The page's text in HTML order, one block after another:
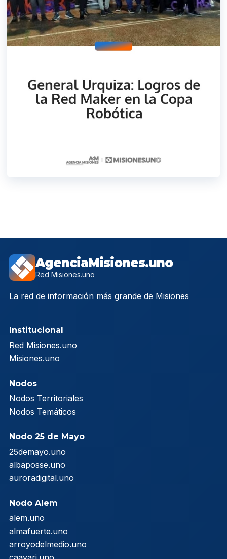
AgenciaMisiones.uno
Red Misiones.uno
La red de información más grande de Misiones
Institucional
Red Misiones.uno
Misiones.uno
Nodos
Nodos Territoriales
Nodos Temáticos
Nodo 25 de Mayo
25demayo.uno
albaposse.uno
auroradigital.uno
Nodo Alem
alem.uno
almafuerte.uno
arroyodelmedio.uno